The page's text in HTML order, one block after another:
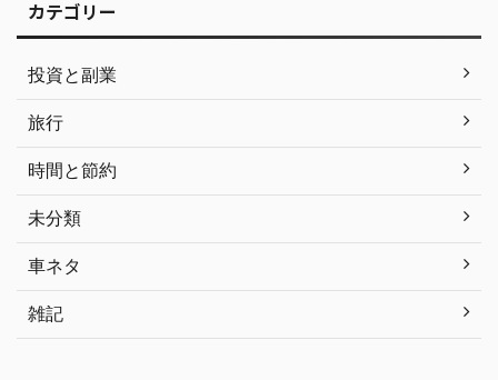
カテゴリー
投資と副業
旅行
時間と節約
未分類
車ネタ
雑記